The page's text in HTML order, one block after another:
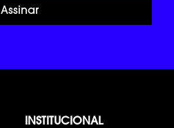
Assinar
INSTITUCIONAL